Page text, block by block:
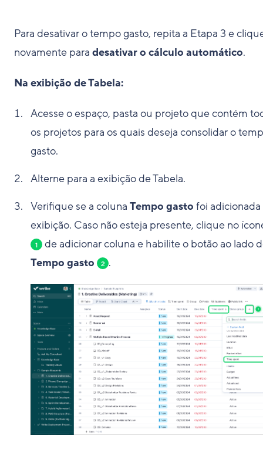
Para desativar o tempo gasto, repita a Etapa 3 e
novamente para desativar o cálculo automático.
Na exibição de Tabela:
Acesse o espaço, pasta ou projeto que contém
os projetos para os quais deseja consolidar o
gasto.
Alterne para a exibição de Tabela.
Verifique se a coluna Tempo gasto foi adicionada
exibição. Caso não esteja presente, clique no
1
de adicionar coluna e habilite o botão ao lado
Tempo gasto
2 .